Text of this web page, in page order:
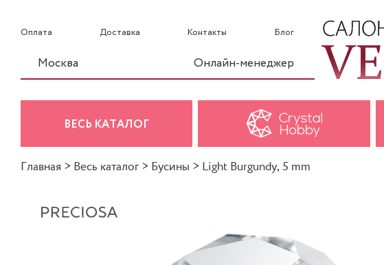
Оплата Доставка Контакты Блог
Москва Онлайн-менеджер
ВЕСЬ КАТАЛОГ
Главная > Весь каталог > Бусины > Light Burgundy, 5 mm